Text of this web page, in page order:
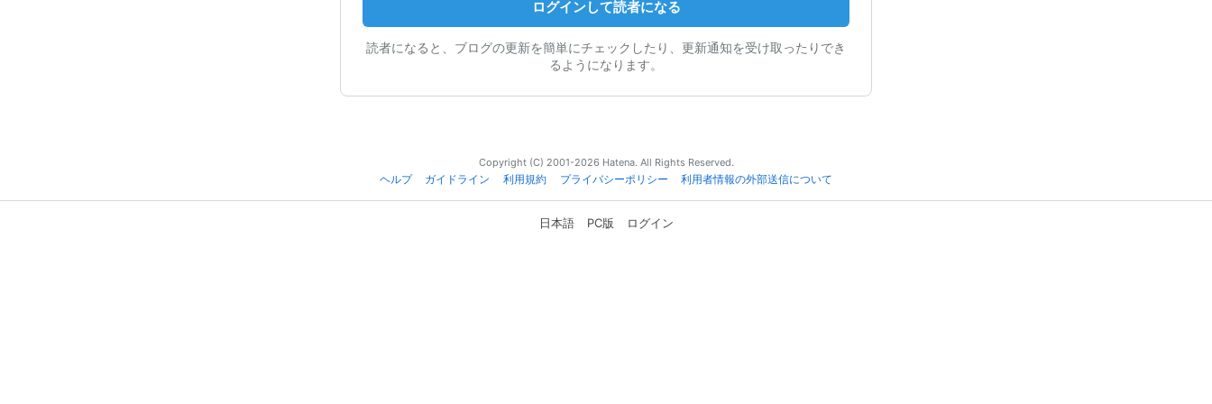
ログインして読者になる
読者になると、ブログの更新を簡単にチェックしたり、更新通知を受け取ったりでき
るようになります。
Copyright (C) 2001-2026 Hatena. All Rights Reserved.
ヘルプ
ガイドライン 利用規約 プライバシーポリシー 利用者情報の外部送信について
日本語 PC版 ログイン